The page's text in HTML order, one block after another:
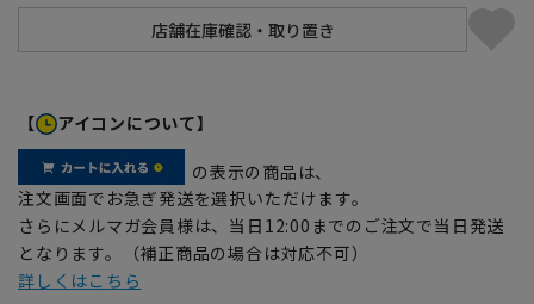
【 アイコンについて】
の表示の商品は、
注文画面でお急ぎ発送を選択いただけます。
さらにメルマガ会員様は、当日12:00までのご注文で当日発送
となります。（補正商品の場合は対応不可）
詳しくはこちら